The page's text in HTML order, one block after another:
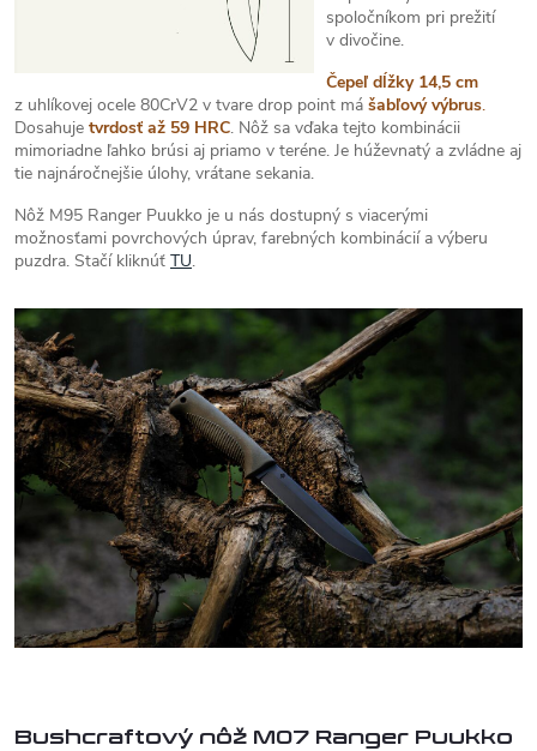
spoločníkom pri prežití
v divočine.
Čepeľ dĺžky 14,5 cm
z uhlíkovej ocele 80CrV2 v tvare drop point má šabľový výbrus.
Dosahuje tvrdosť až 59 HRC. Nôž sa vďaka tejto kombinácii
mimoriadne ľahko brúsi aj priamo v teréne. Je húževnatý a zvládne aj
tie najnáročnejšie úlohy, vrátane sekania.
Nôž M95 Ranger Puukko je u nás dostupný s viacerými
možnosťami povrchových úprav, farebných kombinácií a výberu
puzdra. Stačí kliknúť TU.
Bushcraftový nôž M07 Ranger Puukko